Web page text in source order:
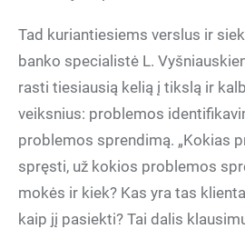
Tad kuriantiesiems verslus ir
banko specialistė L.
rasti tiesiausią kelią į tikslą ir
veiksnius: problemos
problemos sprendimą. „Kokias
spręsti, už kokios problemos
mokės ir kiek? Kas yra tas
kaip jį pasiekti? Tai dalis